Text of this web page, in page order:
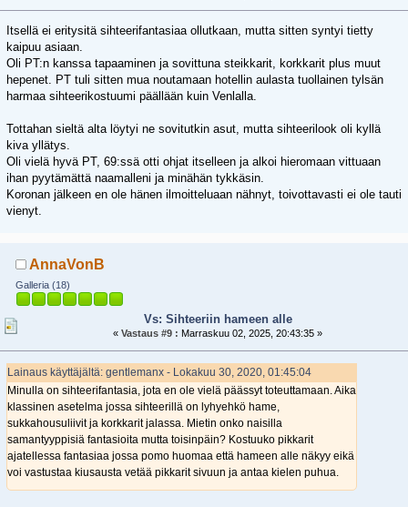
Itsellä ei eritysitä sihteerifantasiaa ollutkaan, mutta sitten syntyi tietty
kaipuu asiaan.
Oli PT:n kanssa tapaaminen ja sovittuna steikkarit, korkkarit plus muut
hepenet. PT tuli sitten mua noutamaan hotellin aulasta tuollainen tylsän
harmaa sihteerikostuumi päällään kuin Venlalla.
Tottahan sieltä alta löytyi ne sovitutkin asut, mutta sihteerilook oli kyllä
kiva yllätys.
Oli vielä hyvä PT, 69:ssä otti ohjat itselleen ja alkoi hieromaan vittuaan
ihan pyytämättä naamalleni ja minähän tykkäsin.
Koronan jälkeen en ole hänen ilmoitteluaan nähnyt, toivottavasti ei ole tauti
vienyt.
AnnaVonB
Galleria (18)
Vs: Sihteeriin hameen alle
«Vastaus #9 : Marraskuu 02, 2025, 20:43:35 »
Lainaus käyttäjältä: gentlemanx - Lokakuu 30, 2020, 01:45:04
Minulla on sihteerifantasia, jota en ole vielä päässyt toteuttamaan. Aika
klassinen asetelma jossa sihteerillä on lyhyehkö hame,
sukkahousuliivit ja korkkarit jalassa. Mietin onko naisilla
samantyyppisiä fantasioita mutta toisinpäin? Kostuuko pikkarit
ajatellessa fantasiaa jossa pomo huomaa että hameen alle näkyy eikä
voi vastustaa kiusausta vetää pikkarit sivuun ja antaa kielen puhua.